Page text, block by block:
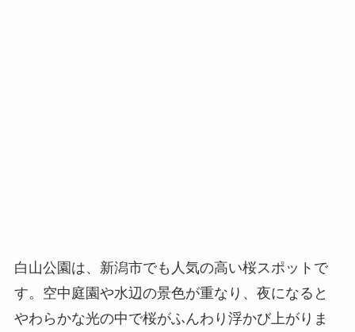
白山公園は、新潟市でも人気の高い桜スポットで
す。空中庭園や水辺の景色が重なり、夜になると
やわらかな光の中で桜がふんわり浮かび上がりま